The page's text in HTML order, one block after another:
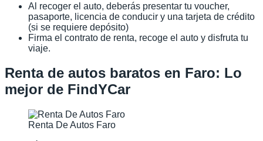
Al recoger el auto, deberás presentar tu voucher,
pasaporte, licencia de conducir y una tarjeta de crédito
(si se requiere depósito)
Firma el contrato de renta, recoge el auto y disfruta tu
viaje.
Renta de autos baratos en Faro: Lo
mejor de FindYCar
Renta De Autos Faro